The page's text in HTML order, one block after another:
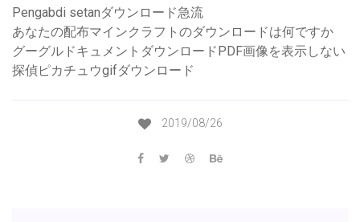
Pengabdi setanダウンロード急流
あなたの配布マインクラフトのダウンロードは何ですか
グーグルドキュメントダウンロードPDF画像を表示しない
探偵ピカチュウgifダウンロード
2019/08/26